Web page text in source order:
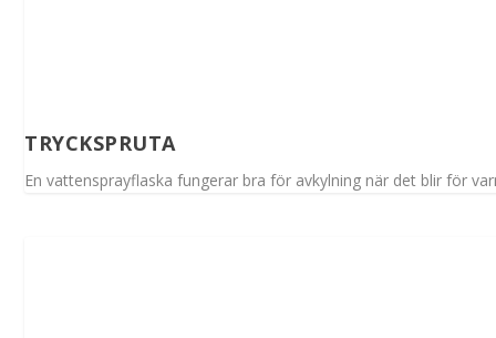
TRYCKSPRUTA
En vattensprayflaska fungerar bra för avkylning när det blir för